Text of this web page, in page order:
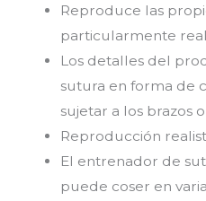
Reproduce las
particularmente
Los detalles del
sutura en forma de
sujetar a los brazos
Reproducción
El entrenador de
puede coser en